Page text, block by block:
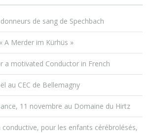
de sang de Spechbach
A Merder im Kürhüs »
a motivated Conductor in French
au CEC de Bellemagny
11 novembre au Domaine du Hirtz
conductive, pour les enfants cérébrolésés,